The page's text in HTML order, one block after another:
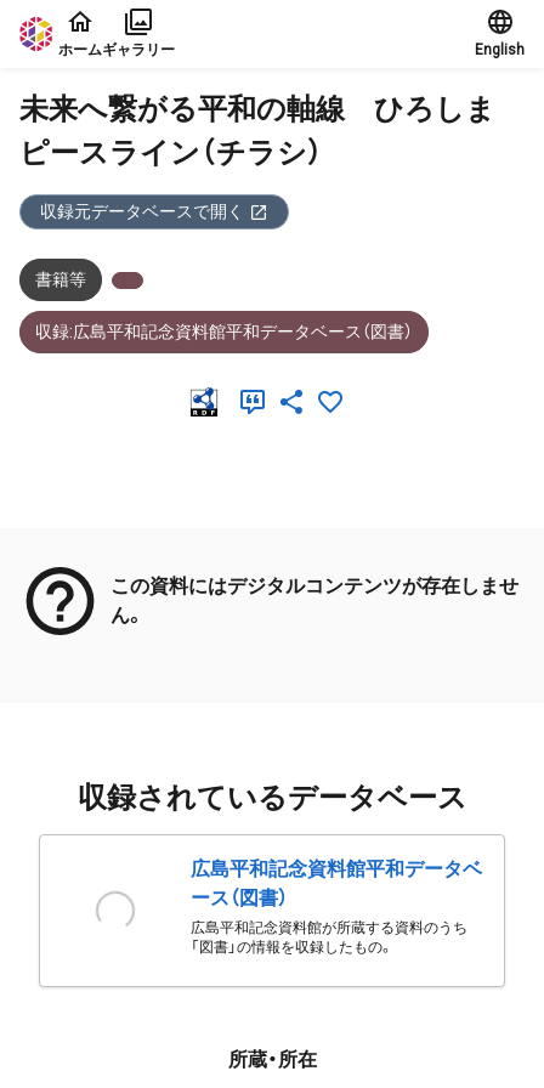
本文に飛ぶ
ホームギャラリー English
未来へ繋がる平和の軸線 ひろしま
ピースライン（チラシ）
収録元データベースで開く
書籍等
収録:広島平和記念資料館平和データベース（図書）
この資料にはデジタルコンテンツが存在しませ
ん。
収録されているデータベース
広島平和記念資料館平和データベ
ース（図書）
広島平和記念資料館が所蔵する資料のうち
「図書」の情報を収録したもの。
所蔵・所在